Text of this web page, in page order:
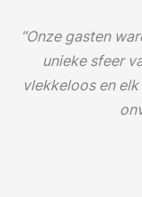
“Onze gasten
unieke sfeer
vlekkeloos en